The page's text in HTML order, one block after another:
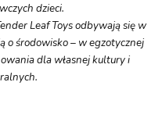
dzieci.
Leaf Toys odbywają się w
o środowisko – w egzotycznej
dla własnej kultury i